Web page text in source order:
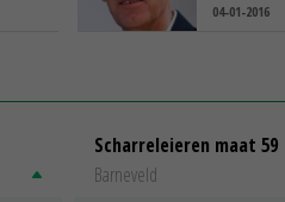
04-01-2016
Scharreleieren maat 59
Barneveld